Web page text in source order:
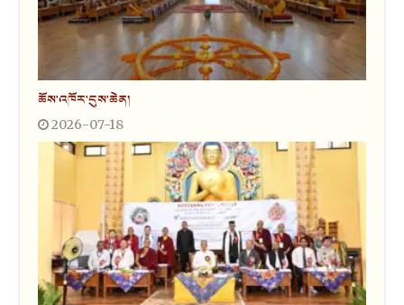
ཆོས་འཁོར་དུས་ཆེན།
2026-07-18